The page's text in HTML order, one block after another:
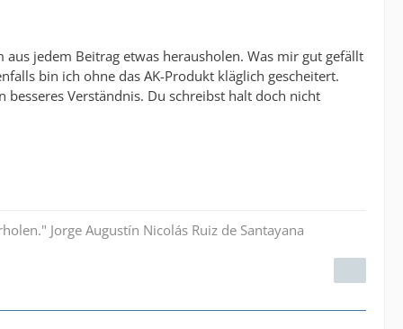
jedem Beitrag etwas herausholen. Was mir gut gefällt
bin ich ohne das AK-Produkt kläglich gescheitert.
Verständnis. Du schreibst halt doch nicht
Jorge Augustín Nicolás Ruiz de Santayana